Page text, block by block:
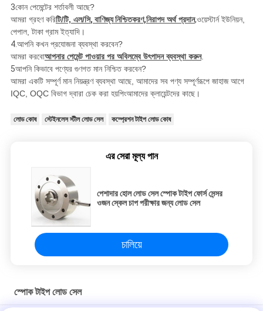
3কোন পেমেন্টের শর্তাবলী আছে?
আমরা গ্রহণ করিটি/টি, এল/সি, বাণিজ্য নিশ্চিতকরণ,নিরাপদ অর্থ প্রদান,ওয়েস্টার্ন ইউনিয়ন,
পেপাল, টাকাগ্রাম ইত্যাদি।
4.আপনি কখন প্রযোজনা ব্যবস্থা করবেন?
আমরা করবোআপনার পেমেন্ট পাওয়ার পর অবিলম্বে উৎপাদন ব্যবস্থা করুন.
5আপনি কিভাবে পণ্যের গুণগত মান নিশ্চিত করবেন?
আমরা একটি সম্পূর্ণ মান নিয়ন্ত্রণ ব্যবস্থা আছে, আমাদের সব পণ্য সম্পূর্ণরূপে জাহাজ আগে
IQC, OQC বিভাগ দ্বারা চেক করা হয়পিংআমাদের ক্লায়েন্টদের কাছে।
লোড কোষ স্টেইনলেস স্টীল লোড সেল কম্প্রেশন টাইপ লোড কোষ
এর সেরা মূল্য পান
পেশাদার হোল লোড সেল স্পোক টাইপ ফোর্স সেন্সর
ওজন স্কেল চাপ পরীক্ষার জন্য লোড সেল
চালিয়ে
স্পোক টাইপ লোড সেল